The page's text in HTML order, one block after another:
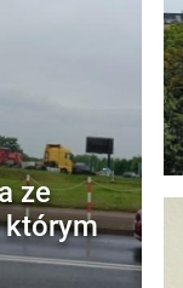
ze
którym